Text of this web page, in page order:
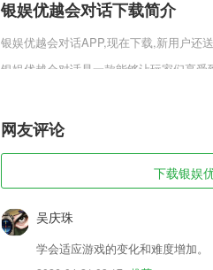
银娱优越会对话下载简介
银娱优越会对话APP,现在下载,新用户还
银娱优越会对话是一款能够让玩家们享
快乐滋味，为你打造出一个全新的战场
银娱优越会对话软件特色
2,【无线网络安全】
3,6：搭配作业系统，更好的串联教师与
4,和同班小朋友比赛竞技，赢取排行榜积
网友评论
下载银娱
吴庆珠
学会适应游戏的变化和难度增加。